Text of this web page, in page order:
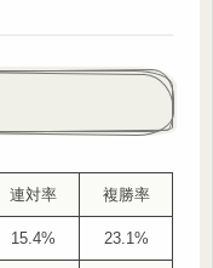
連対率 複勝率
15.4% 23.1%